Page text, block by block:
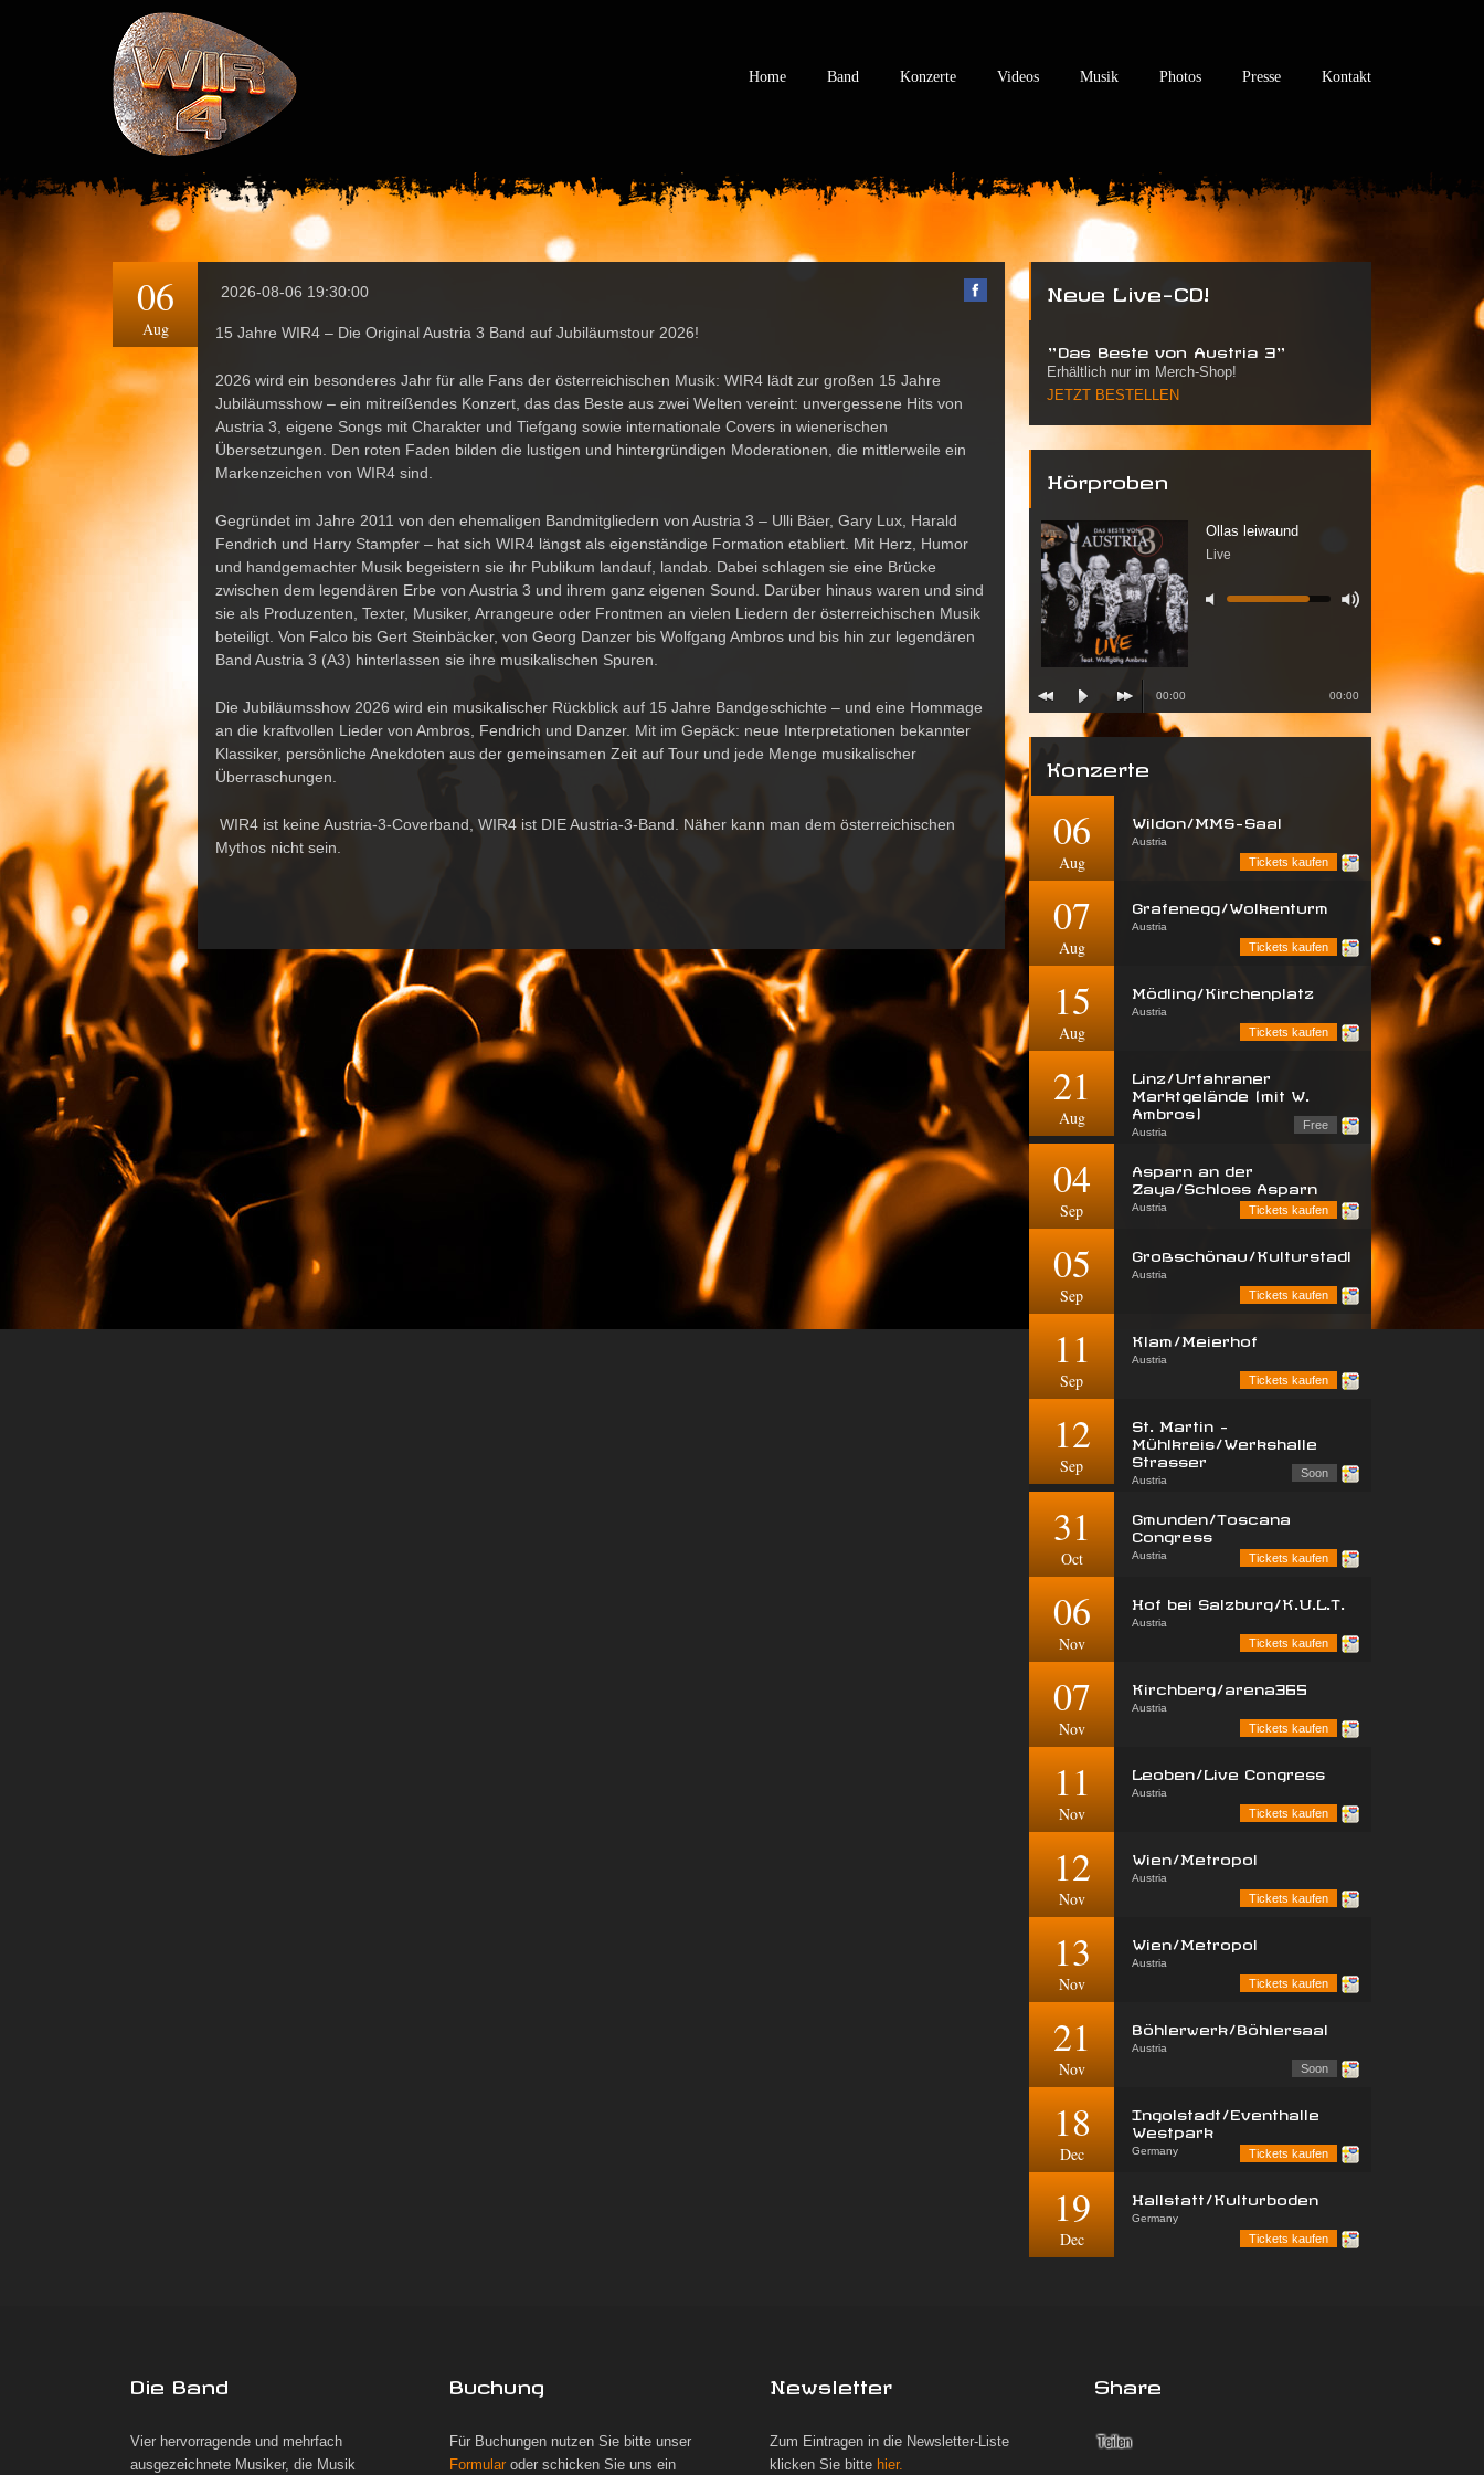
Home Band Konzerte Videos Musik Photos Presse Kontakt
06
Aug
2026-08-06 19:30:00
15 Jahre WIR4 – Die Original Austria 3 Band auf Jubiläumstour 2026!
2026 wird ein besonderes Jahr für alle Fans der österreichischen Musik: WIR4 lädt zur großen 15 Jahre
Jubiläumsshow – ein mitreißendes Konzert, das das Beste aus zwei Welten vereint: unvergessene Hits von
Austria 3, eigene Songs mit Charakter und Tiefgang sowie internationale Covers in wienerischen
Übersetzungen . Den roten Faden bilden die lustigen und hintergründigen Moderationen, die mittlerweile ein
Markenzeichen von WIR4 sind.
Gegründet im Jahre 2011 von den ehemaligen Bandmitgliedern von Austria 3 – Ulli Bäer, Gary Lux, Harald
Fendrich und Harry Stampfer – hat sich WIR4 längst als eigenständige Formation etabliert. Mit Herz, Humor
und handgemachter Musik begeistern sie ihr Publikum landauf, landab. Dabei schlagen sie eine Brücke
zwischen dem legendären Erbe von Austria 3 und ihrem ganz eigenen Sound. Darüber hinaus waren und sind
sie als Produzenten, Texter, Musiker, Arrangeure oder Frontmen an vielen Liedern der österreichischen Musik
beteiligt. Von Falco bis Gert Steinbäcker, von Georg Danzer bis Wolfgang Ambros und bis hin zur legendären
Band Austria 3 (A3) hinterlassen sie ihre musikalischen Spuren.
Die Jubiläumsshow 2026 wird ein musikalischer Rückblick auf 15 Jahre Bandgeschichte – und eine Hommage
an die kraftvollen Lieder von Ambros Fendrich und Danzer. Mit im Gepäck: neue Interpretationen bekannter
Klassiker, persönliche Anekdoten aus der gemeinsamen Zeit auf Tour und jede Menge musikalischer
Überraschungen.
WIR4 ist keine Austria-3-Coverband, WIR4 ist DIE Austria-3-Band . Näher kann man dem österreichischen
Mythos nicht sein.
Neue Live-CD!
"Das Beste von Austria 3"
Erhältlich nur im Merch-Shop!
JETZT BESTELLEN
Hörproben
Ollas leiwaund
Live
00:00 00:00
Konzerte
06
Aug
Wildon/MMS-Saal
Austria
Tickets kaufen
07
Aug
Grafenegg/Wolkenturm
Austria
Tickets kaufen
15
Aug
Mödling/Kirchenplatz
Austria
Tickets kaufen
21
Aug
Linz/Urfahraner
Marktgelände (mit W.
Ambros)
Austria
Free
04
Sep
Asparn an der
Zaya/Schloss Asparn
Austria
Tickets kaufen
05
Sep
Großschönau/Kulturstadl
Austria
Tickets kaufen
11
Sep
Klam/Meierhof
Austria
Tickets kaufen
12
Sep
St. Martin -
Mühlkreis/Werkshalle
Strasser
Austria
Soon
31
Oct
Gmunden/Toscana
Congress
Austria
Tickets kaufen
06
Nov
Hof bei Salzburg/K.U.L.T.
Austria
Tickets kaufen
07
Nov
Kirchberg/arena365
Austria
Tickets kaufen
11
Nov
Leoben/Live Congress
Austria
Tickets kaufen
12
Nov
Wien/Metropol
Austria
Tickets kaufen
13
Nov
Wien/Metropol
Austria
Tickets kaufen
21
Nov
Böhlerwerk/Böhlersaal
Austria
Soon
18
Dec
Ingolstadt/Eventhalle
Westpark
Germany
Tickets kaufen
19
Dec
Hallstatt/Kulturboden
Germany
Tickets kaufen
Die Band
Vier hervorragende und mehrfach
ausgezeichnete Musiker, die Musik
Buchung
Für Buchungen nutzen Sie bitte unser
Formular oder schicken Sie uns ein
Newsletter
Zum Eintragen in die Newsletter-Liste
klicken Sie bitte hier.
Share